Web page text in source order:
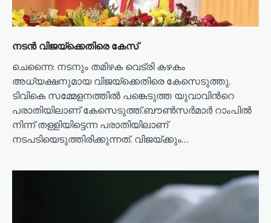
n
നടൻ വിജയ്‌ക്കെതിരെ കേസ്
ചെന്നൈ: നടനും തമിഴക വെട്രി കഴകം
അധ്യക്ഷനുമായ വിജയ്ക്കെതിരെ കേസെടുത്തു.
ടിവികെ സമ്മേളനത്തിൽ പങ്കെടുത്ത യുവാവിന്‍റെ
പരാതിയിലാണ് കേസെടുത്ത്.ബൗൺസർമാർ റാംപിൽ
നിന്ന് തള്ളിയിട്ടെന്ന പരാതിയിലാണ്
നടപടിയെടുത്തിരിക്കുന്നത്. വിജയ്ക്കും…